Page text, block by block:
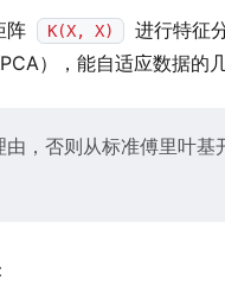
阵 K(X, X)
进行特征
），能自适应数据的
由，否则从标准傅里叶
：